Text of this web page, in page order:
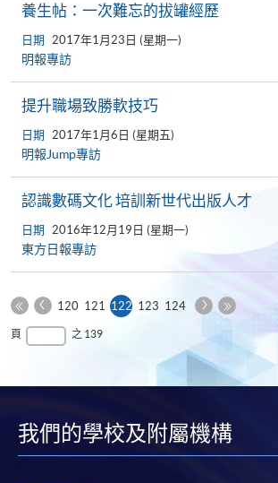
養生帖：一次難忘的拔罐經歷
日期 2017年1月23日 (星期一)
明報專訪
提升職場致勝軟技巧
日期 2017年1月6日 (星期五)
明報Jump專訪
認識數碼文化 培訓新世代出版人才
日期 2016年12月19日 (星期一)
東方日報專訪
第
一
上 120 121 122本123 124
下
頁
最
頁 之 139
我們的學校及附屬機構